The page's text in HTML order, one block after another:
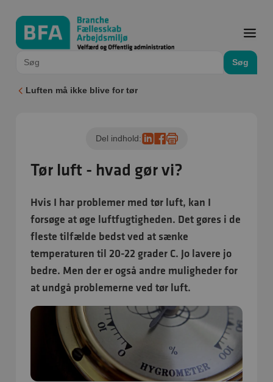
Søg
Luften må ikke blive for tør
Tør luft - hvad gør vi?
Del indhold:
Hvis I har problemer med tør luft, kan I
forsøge at øge luftfugtigheden. Det gøres i de
fleste tilfælde bedst ved at sænke
temperaturen til 20-22 grader C. Jo lavere jo
bedre. Men der er også andre muligheder for
at undgå problemerne ved tør luft.